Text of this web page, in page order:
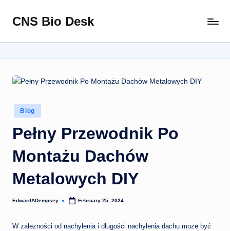
Skip
content
CNS Bio Desk
Life
Story
Posted
in
Blog
Pełny Przewodnik Po
Montażu Dachów
Metalowych DIY
Posted
EdwardADempsey February 25, 2024
W zależności od nachylenia i długości nachylenia dachu może być